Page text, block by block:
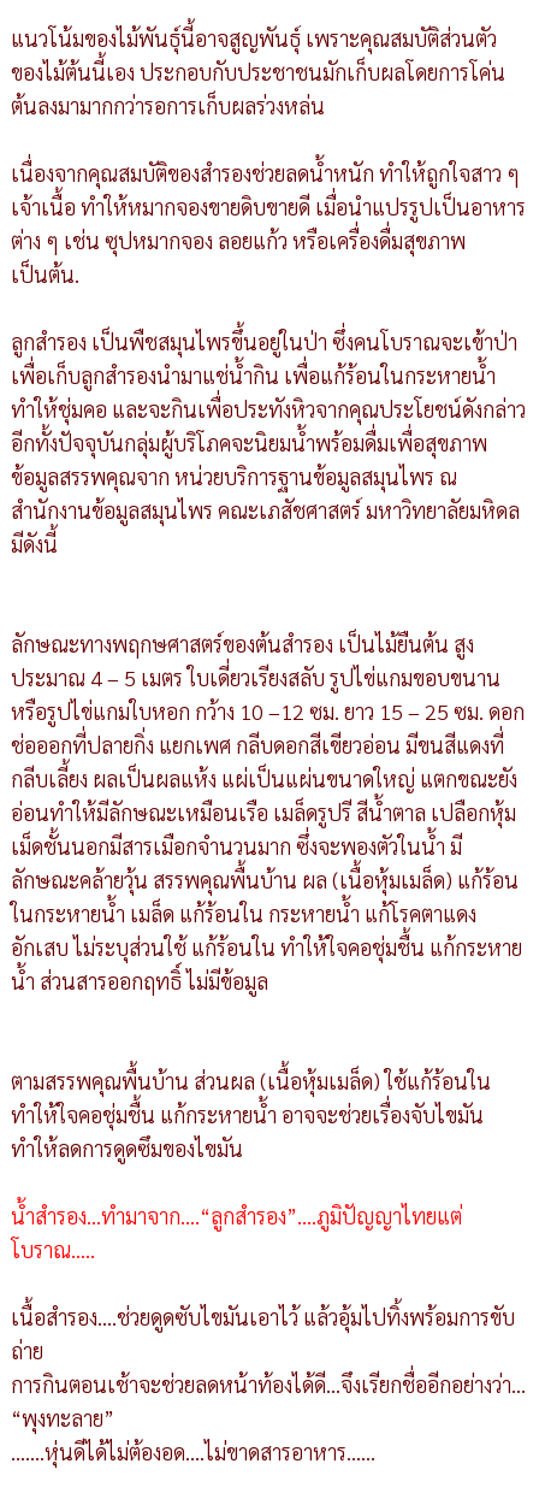
แนวโน้มของไม้พันธุ์นี้อาจสูญพันธุ์ เพราะคุณสมบัติส่วนตัว
ของไม้ต้นนี้เอง ประกอบกับประชาชนมักเก็บผลโดยการโค่น
ต้นลงมามากกว่ารอการเก็บผลร่วงหล่น
เนื่องจากคุณสมบัติของสำรองช่วยลดน้ำหนัก ทำให้ถูกใจสาว ๆ
เจ้าเนื้อ ทำให้หมากจองขายดิบขายดี เมื่อนำแปรรูปเป็นอาหาร
ต่าง ๆ เช่น ซุปหมากจอง ลอยแก้ว หรือเครื่องดื่มสุขภาพ
เป็นต้น.
ลูกสำรอง เป็นพืชสมุนไพรขึ้นอยู่ในป่า ซึ่งคนโบราณจะเข้าป่า
เพื่อเก็บลูกสำรองนำมาแช่น้ำกิน เพื่อแก้ร้อนในกระหายน้ำ
ทำให้ชุ่มคอ และจะกินเพื่อประทังหิวจากคุณประโยชน์ดังกล่าว
อีกทั้งปัจจุบันกลุ่มผู้บริโภคจะนิยมน้ำพร้อมดื่มเพื่อสุขภาพ
ข้อมูลสรรพคุณจาก หน่วยบริการฐานข้อมูลสมุนไพร ณ
สำนักงานข้อมูลสมุนไพร คณะเภสัชศาสตร์ มหาวิทยาลัยมหิดล
มีดังนี้
ลักษณะทางพฤกษศาสตร์ของต้นสำรอง เป็นไม้ยืนต้น สูง
ประมาณ 4 – 5 เมตร ใบเดี่ยวเรียงสลับ รูปไข่แกมขอบขนาน
หรือรูปไข่แกมใบหอก กว้าง 10 –12 ซม. ยาว 15 – 25 ซม. ดอก
ช่อออกที่ปลายกิ่ง แยกเพศ กลีบดอกสีเขียวอ่อน มีขนสีแดงที่
กลีบเลี้ยง ผลเป็นผลแห้ง แผ่เป็นแผ่นขนาดใหญ่ แตกขณะยัง
อ่อนทำให้มีลักษณะเหมือนเรือ เมล็ดรูปรี สีน้ำตาล เปลือกหุ้ม
เม็ดชั้นนอกมีสารเมือกจำนวนมาก ซึ่งจะพองตัวในน้ำ มี
ลักษณะคล้ายวุ้น สรรพคุณพื้นบ้าน ผล (เนื้อหุ้มเมล็ด) แก้ร้อน
ในกระหายน้ำ เมล็ด แก้ร้อนใน กระหายน้ำ แก้โรคตาแดง
อักเสบ ไม่ระบุส่วนใช้ แก้ร้อนใน ทำให้ใจคอชุ่มชื้น แก้กระหาย
น้ำ ส่วนสารออกฤทธิ์ ไม่มีข้อมูล
ตามสรรพคุณพื้นบ้าน ส่วนผล (เนื้อหุ้มเมล็ด) ใช้แก้ร้อนใน
ทำให้ใจคอชุ่มชื้น แก้กระหายน้ำ อาจจะช่วยเรื่องจับไขมัน
ทำให้ลดการดูดซึมของไขมัน
น้ำสำรอง...ทำมาจาก....“ลูกสำรอง”....ภูมิปัญญาไทยแต่
โบราณ.....
เนื้อสำรอง....ช่วยดูดซับไขมันเอาไว้ แล้วอุ้มไปทิ้งพร้อมการขับ
ถ่าย
การกินตอนเช้าจะช่วยลดหน้าท้องได้ดี...จึงเรียกชื่ออีกอย่างว่า...
“พุงทะลาย”
.......หุ่นดีได้ไม่ต้องอด....ไม่ขาดสารอาหาร......